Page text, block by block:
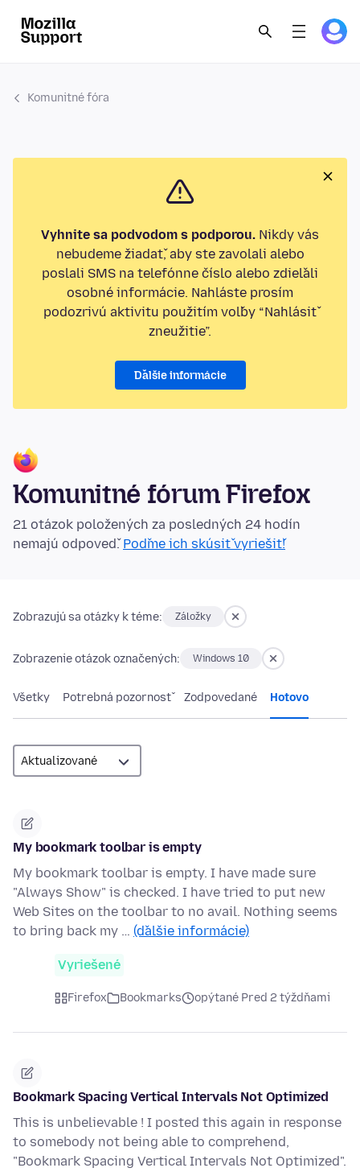
Komunitné fóra
Vyhnite sa podvodom s podporou. Nikdy vás
nebudeme žiadať, aby ste zavolali alebo
poslali SMS na telefónne číslo alebo zdieľali
osobné informácie. Nahláste prosím
podozrivú aktivitu použitím voľby “Nahlásiť
zneužitie”.
Ďalšie informácie
Komunitné fórum Firefox
21 otázok položených za posledných 24 hodín
nemajú odpoveď.Poďme ich skúsiť vyriešiť!
Zobrazujú sa otázky k téme: Záložky
Zobrazenie otázok označených: Windows 10
Všetky Potrebná pozornosť Zodpovedané Hotovo
My bookmark toolbar is empty
My bookmark toolbar is empty. I have made sure
"Always Show" is checked. I have tried to put new
Web Sites on the toolbar to no avail. Nothing seems
to bring back my … (ďalšie informácie)
Vyriešené
Firefox Bookmarks opýtané Pred 2 týždňami
Bookmark Spacing Vertical Intervals Not Optimized
This is unbelievable ! I posted this again in response
to somebody not being able to comprehend,
"Bookmark Spacing Vertical Intervals Not Optimized".